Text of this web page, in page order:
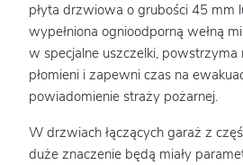
płyta drzwiowa o grubości 45 mm
wypełniona ognioodporną wełną
w specjalne uszczelki, powstrzyma
płomieni i zapewni czas na
powiadomienie straży pożarnej.
W drzwiach łączących garaż z
duże znaczenie będą miały